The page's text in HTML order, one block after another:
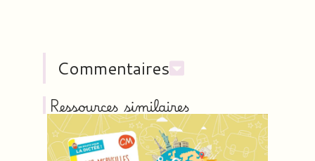
Commentaires
Ressources similaires